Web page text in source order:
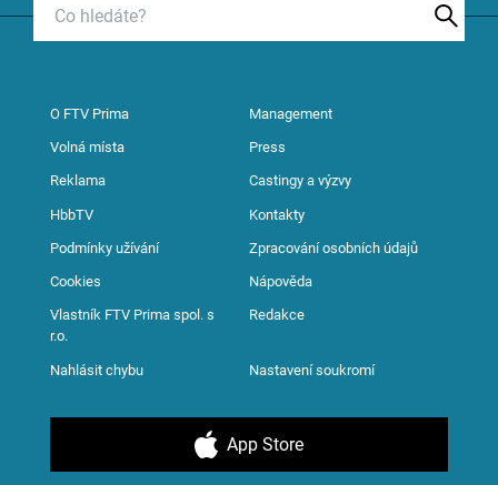
O FTV Prima Management
Volná místa Press
Reklama Castingy a výzvy
HbbTV Kontakty
Podmínky užívání Zpracování osobních údajů
Cookies Nápověda
Vlastník FTV Prima spol. s
r.o.
Redakce
Nahlásit chybu Nastavení soukromí
App Store